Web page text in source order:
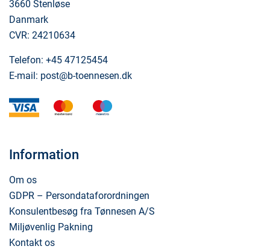
3660 Stenløse
Danmark
CVR: 24210634
Telefon: +45 47125454
E-mail: post@b-toennesen.dk
visa mastercard
Information
Om os
GDPR – Persondataforordningen
Konsulentbesøg fra Tønnesen A/S
Miljøvenlig Pakning
Kontakt os